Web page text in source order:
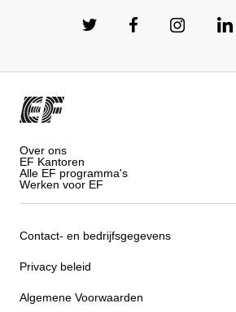
Over ons
EF Kantoren
Alle EF programma's
Werken voor EF
Contact- en bedrijfsgegevens
Privacy beleid
Algemene Voorwaarden